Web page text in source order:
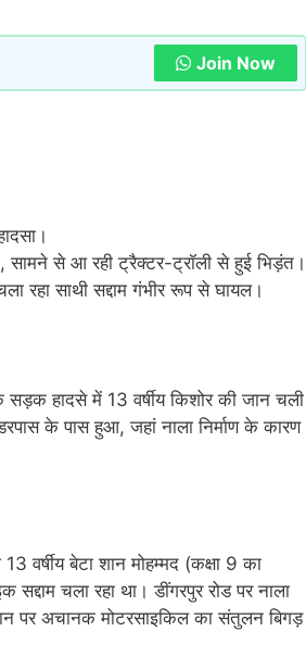
Join Now
सामने से आ रही ट्रैक्टर-ट्रॉली से हुई भिड़ंत।
रहा साथी सद्दाम गंभीर रूप से घायल।
सड़क हादसे में 13 वर्षीय किशोर की जान चली
के पास हुआ, जहां नाला निर्माण के कारण
वर्षीय बेटा शान मोहम्मद (कक्षा 9 का
चला रहा था। डींगरपुर रोड पर नाला
पर अचानक मोटरसाइकिल का संतुलन बिगड़